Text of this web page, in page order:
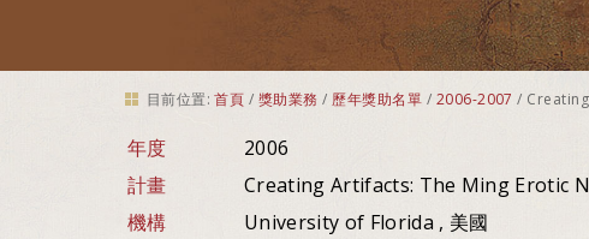
目前位置: 首頁 / 獎助業務 / 歷年獎助名單 / 2006-2007 /
年度
2006
計畫
Creating Artifacts: The Ming Erotic
機構
University of Florida , 美國